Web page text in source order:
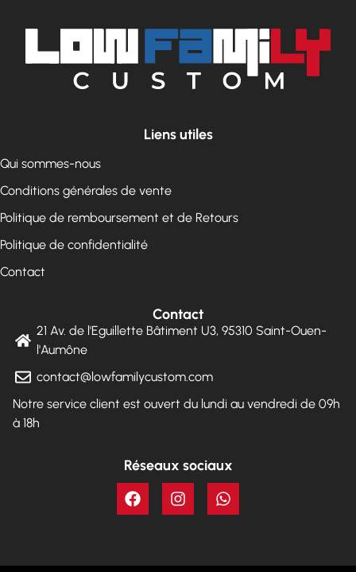
Liens utiles
Qui sommes-nous
Conditions générales de vente
Politique de remboursement et de Retours
Politique de confidentialité
Contact
Contact
21 Av. de l'Eguillette Bâtiment U3, 95310 Saint-Ouen-
l'Aumône
contact@lowfamilycustom.com
Notre service client est ouvert du lundi au vendredi de 09h
à 18h
Réseaux sociaux